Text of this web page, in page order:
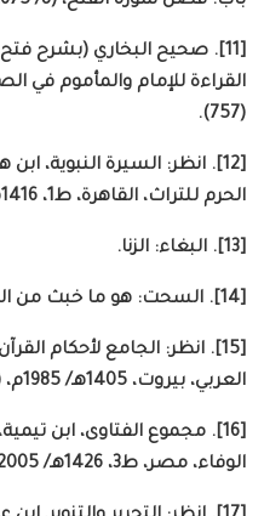
[11]. صحيح البخاري (بشرح فتح
(757).
[12]. انظر: السيرة النبوية،
الحرم للتراث، القاهرة، ط1، 1416هـ/ 1995م, (3/ 17).
[13]. البغاء: الزنا.
[14]. السحت: هو ما خبث من المكاسب وحرم.
[15]. انظر: الجامع لأحكام
العربي، بيروت، 1405هـ/ 1985م، (12/ 254).
[16]. مجموع الفتاوى، ابن
الوفاء، مصر، ط3، 1426هـ/ 2005م، (28/ 131).